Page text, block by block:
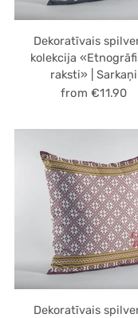
Dekoratīvais
kolekcija
raksti» | Sarkaņi
from €11.90
Dekoratīvais